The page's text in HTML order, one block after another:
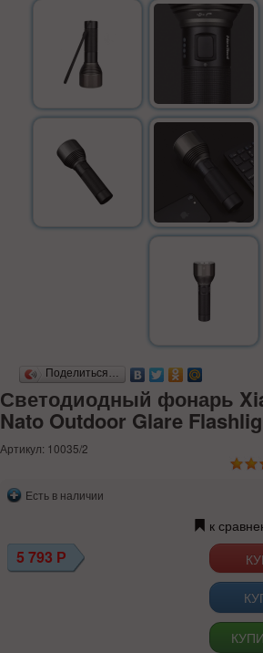
Поделиться…
Светодиодный фонарь
Nato Outdoor Glare
Артикул: 10035/2
Есть в наличии
к
5 793 Р